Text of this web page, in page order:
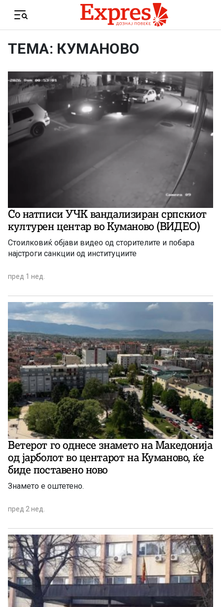
Menu
ТЕМА: КУМАНОВО
Со натписи УЧК вандализиран српскиот
културен центар во Куманово (ВИДЕО)
Стоилковиќ објави видео од сторителите и побара
најстроги санкции од институциите
пред 1 нед.
Ветерот го однесе знамето на Македонија
од јарболот во центарот на Куманово, ќе
биде поставено ново
Знамето е оштетено.
пред 2 нед.